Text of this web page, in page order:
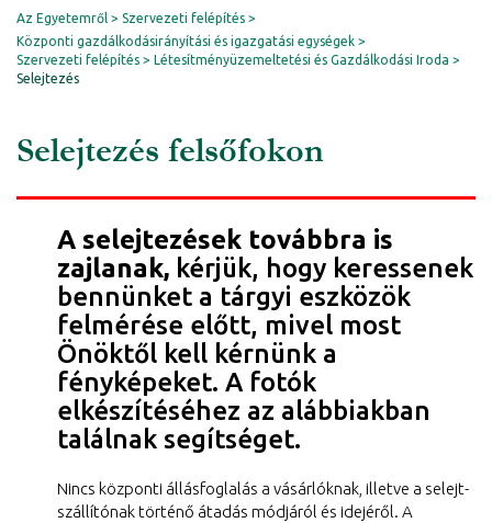
Az Egyetemről
Szervezeti felépítés
Központi gazdálkodásirányítási és igazgatási egységek
Szervezeti felépítés
Létesítményüzemeltetési és Gazdálkodási Iroda
Selejtezés
Selejtezés felsőfokon
A selejtezések továbbra is
zajlanak,kérjük, hogy keressenek
bennünket a tárgyi eszközök
felmérése előtt, mivel most
Önöktől kell kérnünk a
fényképeket. A fotók
elkészítéséhez az alábbiakban
találnak segítséget.
Nincs központi állásfoglalás a vásárlóknak, illetve a selejt-
szállítónak történő átadás módjáról és idejéről. A